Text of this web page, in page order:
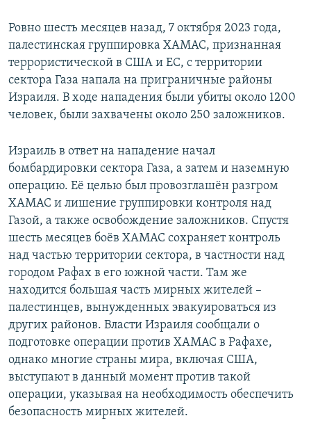
Ровно шесть месяцев назад, 7 октября 2023 года,
палестинская группировка ХАМАС, признанная
террористической в США и ЕС, с территории
сектора Газа напала на приграничные районы
Израиля. В ходе нападения были убиты около 1200
человек, были захвачены около 250 заложников.
Израиль в ответ на нападение начал
бомбардировки сектора Газа, а затем и наземную
операцию. Её целью был провозглашён разгром
ХАМАС и лишение группировки контроля над
Газой, а также освобождение заложников. Спустя
шесть месяцев боёв ХАМАС сохраняет контроль
над частью территории сектора, в частности над
городом Рафах в его южной части. Там же
находится большая часть мирных жителей –
палестинцев, вынужденных эвакуироваться из
других районов. Власти Израиля сообщали о
подготовке операции против ХАМАС в Рафахе,
однако многие страны мира, включая США,
выступают в данный момент против такой
операции, указывая на необходимость обеспечить
безопасность мирных жителей.